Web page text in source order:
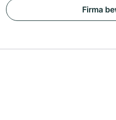
Firma